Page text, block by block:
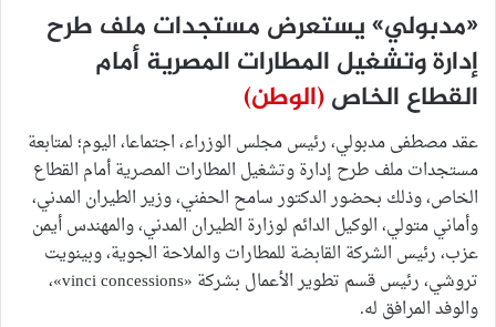
«مدبولي» يستعرض مستجدات ملف طرح
إدارة وتشغيل المطارات المصرية أمام
القطاع الخاص(الوطن)
عقد مصطفى مدبولي، رئيس مجلس الوزراء، اجتماعا، اليوم؛ لمتابعة
مستجدات ملف طرح إدارة وتشغيل المطارات المصرية أمام القطاع
الخاص، وذلك بحضور الدكتور سامح الحفني، وزير الطيران المدني،
وأماني متولي، الوكيل الدائم لوزارة الطيران المدني، والمهندس أيمن
عزب، رئيس الشركة القابضة للمطارات والملاحة الجوية، وبينويت
تروشي، رئيس قسم تطوير الأعمال بشركة «vinci concessions»،
والوفد المرافق له.